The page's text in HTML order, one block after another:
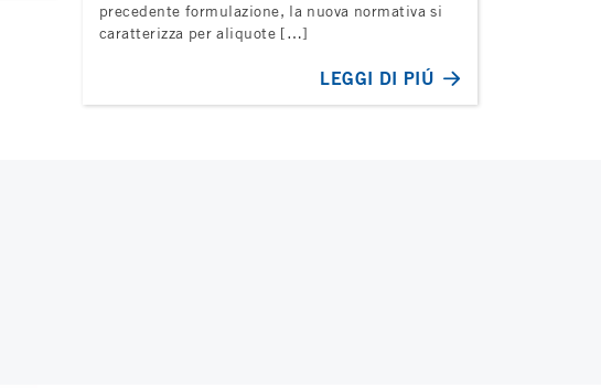
precedente formulazione, la nuova normativa si
caratterizza per aliquote […]
LEGGI DI PIÚ